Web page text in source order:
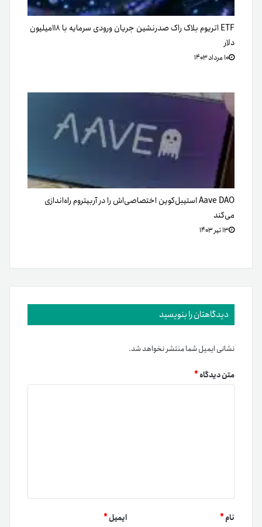
ETF اتریوم بلاک راک صدرنشین جریان ورودی سرمایه با ۱۱۸میلیون
دلار
۱۰ مرداد ۱۴۰۳
Aave DAO استیبل‌کوین اختصاصی‌اش را در آربیتروم راه‌اندازی
می‌کند
۱۳ تیر ۱۴۰۳
دیدگاهتان را بنویسید
نشانی ایمیل شما منتشر نخواهد شد.
متن دیدگاه*
نام* ایمیل*